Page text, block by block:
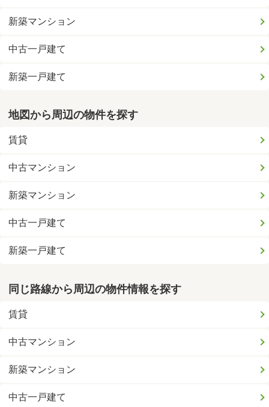
新築マンション
中古一戸建て
新築一戸建て
地図から周辺の物件を探す
賃貸
中古マンション
新築マンション
中古一戸建て
新築一戸建て
同じ路線から周辺の物件情報を探す
賃貸
中古マンション
新築マンション
中古一戸建て